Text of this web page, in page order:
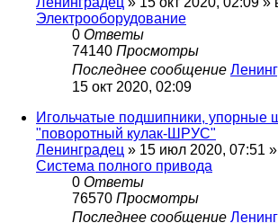
Электрооборудование
0 Ответы
74140 Просмотры
Последнее сообщение
15 окт 2020, 02:09
Игольчатые подшипники, упорные
"поворотный кулак-ШРУС"
Ленинградец » 15 июл 2020, 07:51
Система полного привода
0 Ответы
76570 Просмотры
Последнее сообщение